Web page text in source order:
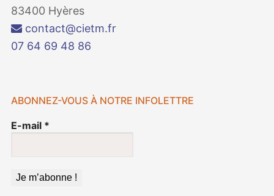
83400 Hyères
contact@cietm.fr
07 64 69 48 86
ABONNEZ-VOUS À NOTRE INFOLETTRE
E-mail *